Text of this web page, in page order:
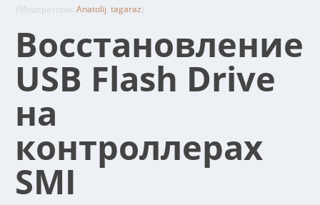
(Модераторы: Anatolij, tagaraz)
Восстановление
USB Flash Drive
на
контроллерах
SMI